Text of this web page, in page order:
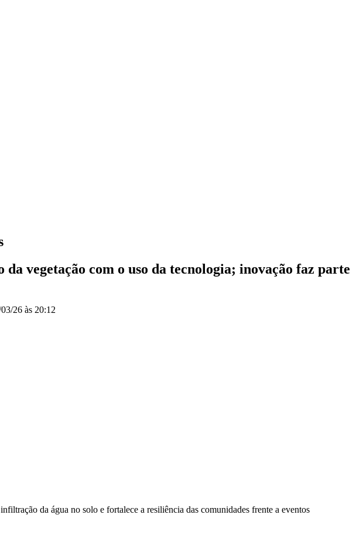
vegetação com o uso da tecnologia; inovação faz parte
26 às 20:12
da água no solo e fortalece a resiliência das comunidades frente a eventos